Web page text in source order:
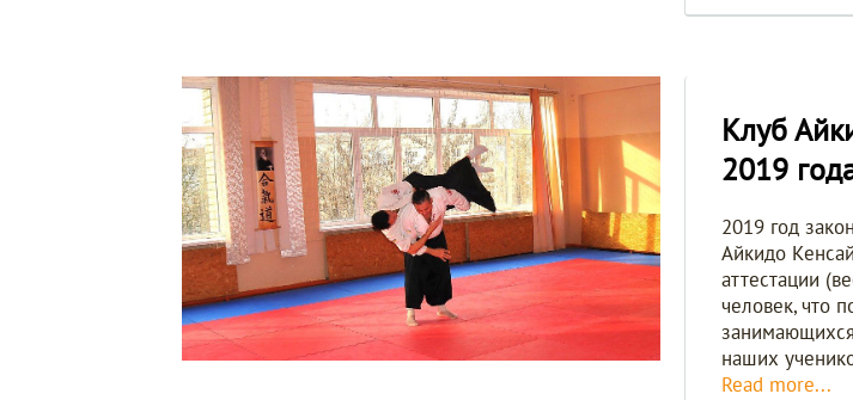
Клуб
2019
2019 год
Айкидо
аттестации
человек, что
наших
Read more...